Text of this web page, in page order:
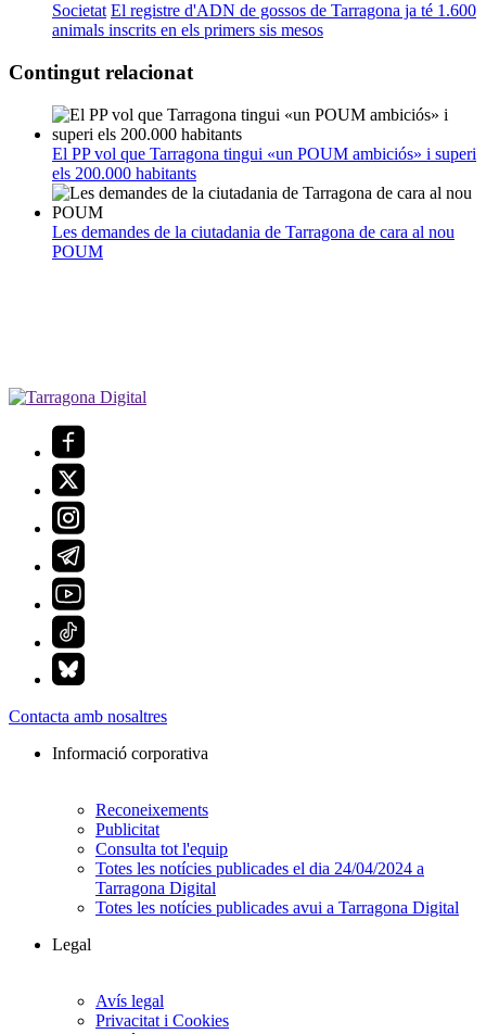
Societat El registre d'ADN de gossos de Tarragona ja té 1.600
animals inscrits en els primers sis mesos
Contingut relacionat
El PP vol que Tarragona tingui «un POUM ambiciós» i superi
els 200.000 habitants
Les demandes de la ciutadania de Tarragona de cara al nou
POUM
Contacta amb nosaltres
Informació corporativa
Reconeixements
Publicitat
Consulta tot l'equip
Totes les notícies publicades el dia 24/04/2024 a
Tarragona Digital
Totes les notícies publicades avui a Tarragona Digital
Legal
Avís legal
Privacitat i Cookies